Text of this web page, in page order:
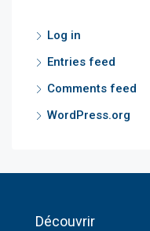
Log in
Entries feed
Comments feed
WordPress.org
Découvrir